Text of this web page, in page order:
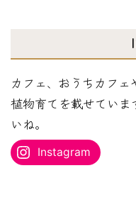
ス
を
入
力...
カフェ、おうちカフ
植物育てを載せていま
いね。
Instagram